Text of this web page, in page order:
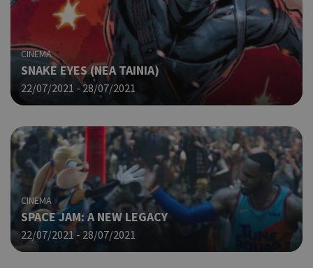
CINEMA
SNAKE EYES (ΝΕΑ ΤΑΙΝΙΑ)
22/07/2021 - 28/07/2021
CINEMA
SPACE JAM: A NEW LEGACY
22/07/2021 - 28/07/2021